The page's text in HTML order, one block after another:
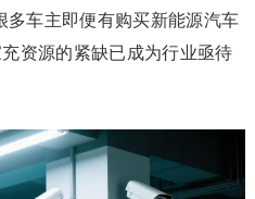
多车主即便有购买新能源汽车
资源的紧缺已成为行业亟待